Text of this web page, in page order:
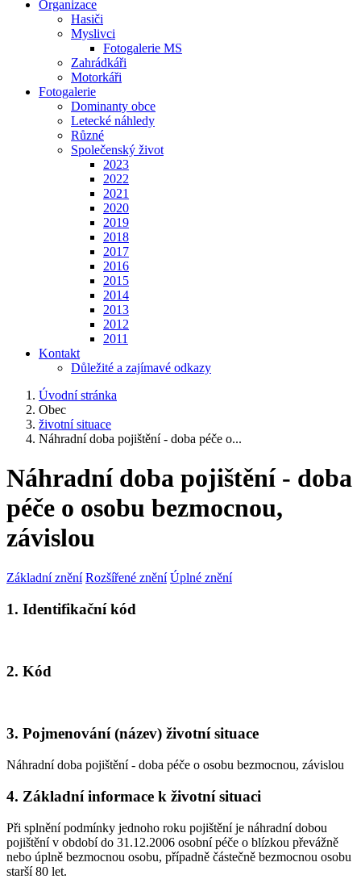
Organizace
Hasiči
Myslivci
Fotogalerie MS
Zahrádkáři
Motorkáři
Fotogalerie
Dominanty obce
Letecké náhledy
Různé
Společenský život
2023
2022
2021
2020
2019
2018
2017
2016
2015
2014
2013
2012
2011
Kontakt
Důležité a zajímavé odkazy
Úvodní stránka
Obec
životní situace
Náhradní doba pojištění - doba péče o...
Náhradní doba pojištění - doba
péče o osobu bezmocnou,
závislou
Základní znění Rozšířené znění Úplné znění
1. Identifikační kód
2. Kód
3. Pojmenování (název) životní situace
Náhradní doba pojištění - doba péče o osobu bezmocnou, závislou
4. Základní informace k životní situaci
Při splnění podmínky jednoho roku pojištění je náhradní dobou
pojištění v období do 31.12.2006 osobní péče o blízkou převážně
nebo úplně bezmocnou osobu, případně částečně bezmocnou osobu
starší 80 let.